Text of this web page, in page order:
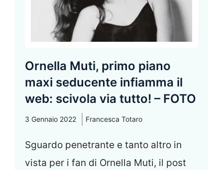
Ornella Muti, primo piano
maxi seducente infiamma il
web: scivola via tutto! – FOTO
3 Gennaio 2022 Francesca Totaro
Sguardo penetrante e tanto altro in
vista per i fan di Ornella Muti, il post